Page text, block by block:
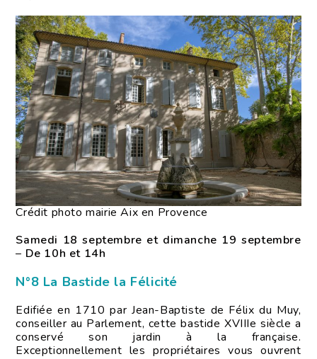
Crédit photo mairie Aix en Provence
Samedi 18 septembre et dimanche 19 septembre
– De 10h et 14h
N°8 La Bastide la Félicité
Edifiée en 1710 par Jean-Baptiste de Félix du Muy,
conseiller au Parlement, cette bastide XVIIIe siècle a
conservé son jardin à la française.
Exceptionnellement les propriétaires vous ouvrent